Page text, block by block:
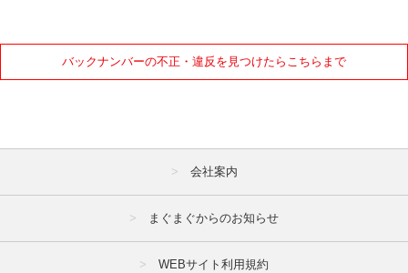
バックナンバーの不正・違反を見つけたらこちらまで
会社案内
まぐまぐからのお知らせ
WEBサイト利用規約